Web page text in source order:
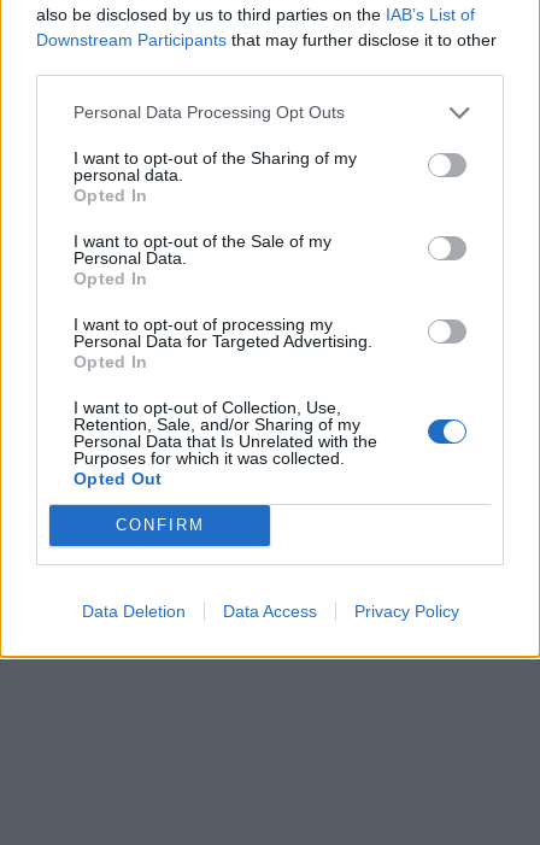
also be disclosed by us to third parties on the IAB’s List of
Downstream Participants that may further disclose it to other
Personal Data Processing Opt Outs
I want to opt-out of the Sharing of my
personal data.
Opted In
I want to opt-out of the Sale of my
Personal Data.
Opted In
I want to opt-out of processing my
Personal Data for Targeted Advertising.
Opted In
I want to opt-out of Collection, Use,
Retention, Sale, and/or Sharing of my
Personal Data that Is Unrelated with the
Purposes for which it was collected.
Opted Out
CONFIRM
Data Deletion Data Access Privacy Policy
ΠΕΡΙΣΣΌΤΕΡΑ ΣΕ ΑΥΤΉ ΤΗΝ ΚΑΤΗΓΟΡΊΑ
Hard Rock: Προσφεύγει
στα δικαστήρια για τον
αποκλεισμό της από το
Ελληνικό
03/02/2020 - 11:51
Η Emirates SkyCargo
στηρίζει το παγκόσμιο
εμπόριο το 2020